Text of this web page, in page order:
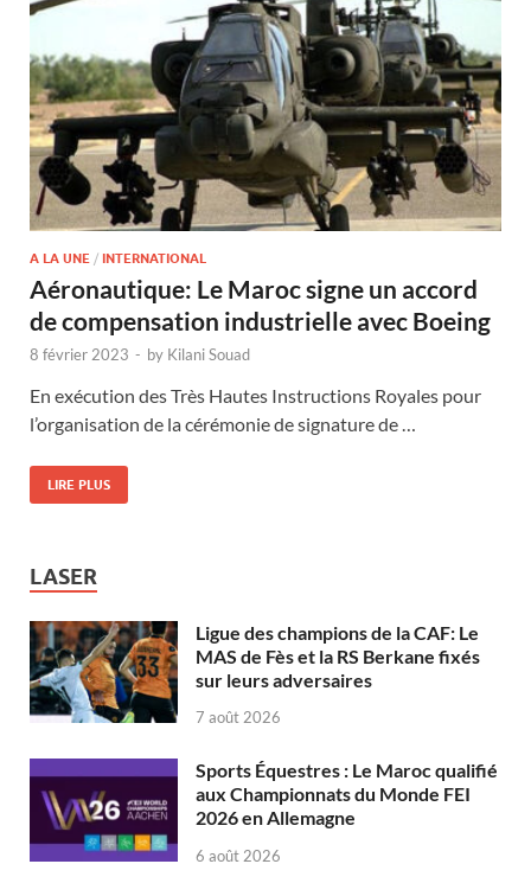
A LA UNE / INTERNATIONAL
Aéronautique: Le Maroc signe un accord
de compensation industrielle avec Boeing
8 février 2023 - by Kilani Souad
En exécution des Très Hautes Instructions Royales pour
l’organisation de la cérémonie de signature de …
LIRE PLUS
LASER
Ligue des champions de la CAF: Le
MAS de Fès et la RS Berkane fixés
sur leurs adversaires
7 août 2026
Sports Équestres : Le Maroc qualifié
aux Championnats du Monde FEI
2026 en Allemagne
6 août 2026